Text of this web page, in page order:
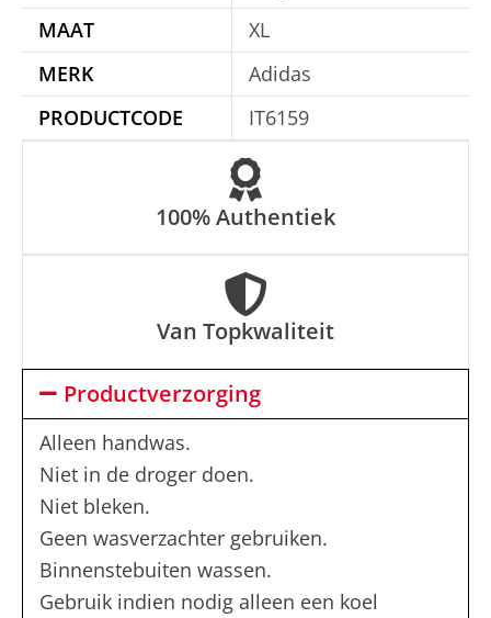
t
i
v
e
:
MAAT
XL
MERK
Adidas
PRODUCTCODE
IT6159
100% Authentiek
Van Topkwaliteit
Productverzorging
Alleen handwas.
Niet in de droger doen.
Niet bleken.
Geen wasverzachter gebruiken.
Binnenstebuiten wassen.
Gebruik indien nodig alleen een koel